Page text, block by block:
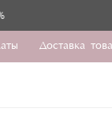
Доставка